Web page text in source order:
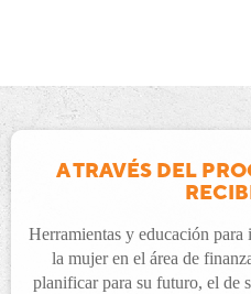
A TRAVÉS DEL
Herramientas y educación
la mujer en el área de
planificar para su futuro, el de